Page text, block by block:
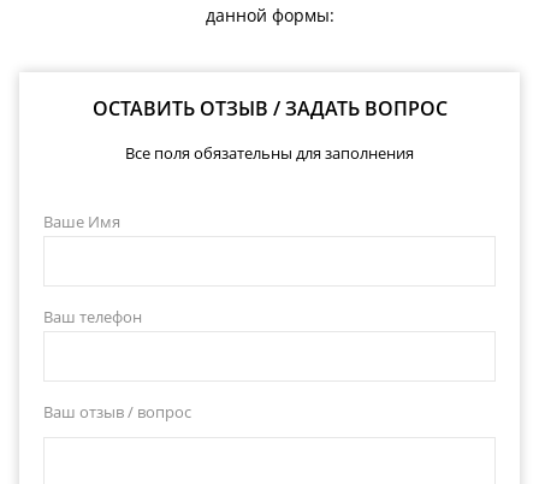
данной формы:
ОСТАВИТЬ ОТЗЫВ / ЗАДАТЬ ВОПРОС
Все поля обязательны для заполнения
Ваше Имя
Ваш телефон
Ваш отзыв / вопрос